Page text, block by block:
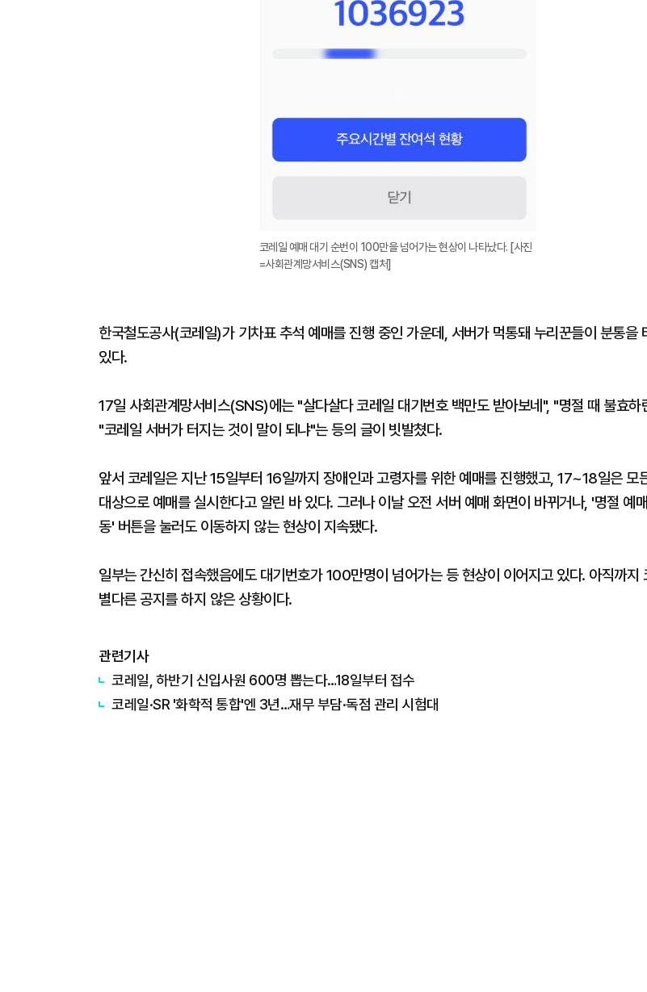
코레일 예매 대기 순번이 100만을 넘어가는 현상이 나타났다. [사진
=사회관계망서비스(SNS) 캡처]
한국철도공사(코레일)가 기차표 추석 예매를 진행 중인 가운데, 서버가 먹통돼 누리꾼들이 분통을
있다.
17일 사회관계망서비스(SNS)에는 "살다살다 코레일 대기번호 백만도 받아보네", "명절 때 불효하
"코레일 서버가 터지는 것이 말이 되냐"는 등의 글이 빗발쳤다.
앞서 코레일은 지난 15일부터 16일까지 장애인과 고령자를 위한 예매를 진행했고, 17~18일은 모
대상으로 예매를 실시한다고 알린 바 있다. 그러나 이날 오전 서버 예매 화면이 바뀌거나, '명절 예
동' 버튼을 눌러도 이동하지 않는 현상이 지속됐다.
일부는 간신히 접속했음에도 대기번호가 100만명이 넘어가는 등 현상이 이어지고 있다. 아직까지
별다른 공지를 하지 않은 상황이다.
관련기사
코레일, 하반기 신입사원 600명 뽑는다…18일부터 접수
코레일·SR '화학적 통합'엔 3년…재무 부담·독점 관리 시험대